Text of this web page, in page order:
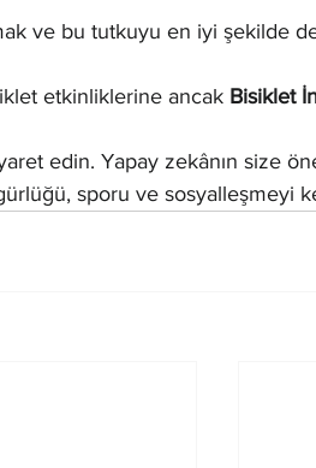
ve bu tutkuyu en iyi şekilde
etkinliklerine ancak Bisiklet
edin. Yapay zekânın size
sporu ve sosyalleşmeyi